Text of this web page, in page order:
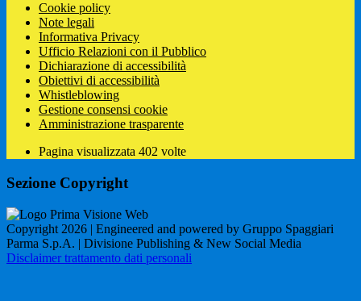
Cookie policy
Note legali
Informativa Privacy
Ufficio Relazioni con il Pubblico
Dichiarazione di accessibilità
Obiettivi di accessibilità
Whistleblowing
Gestione consensi cookie
Amministrazione trasparente
Pagina visualizzata 402 volte
Sezione Copyright
Copyright 2026 | Engineered and powered by Gruppo Spaggiari
Parma S.p.A. | Divisione Publishing & New Social Media
Disclaimer trattamento dati personali